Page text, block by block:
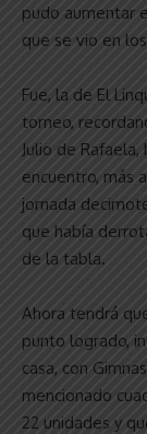
pudo aumentar
que se vio en
Fue, la de El
torneo,
Julio de
encuentro, más
jornada
que había
de la tabla.
Ahora tendrá
punto logrado,
casa, con
mencionado
22 unidades y